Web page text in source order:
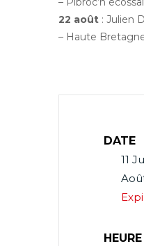
22 août : Julien
– Haute
DATE
11
HEURE